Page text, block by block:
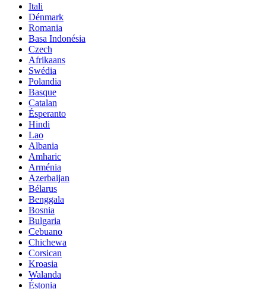
Itali
Dénmark
Romania
Basa Indonésia
Czech
Afrikaans
Swédia
Polandia
Basque
Catalan
Ésperanto
Hindi
Lao
Albania
Amharic
Arménia
Azerbaijan
Bélarus
Benggala
Bosnia
Bulgaria
Cebuano
Chichewa
Corsican
Kroasia
Walanda
Éstonia